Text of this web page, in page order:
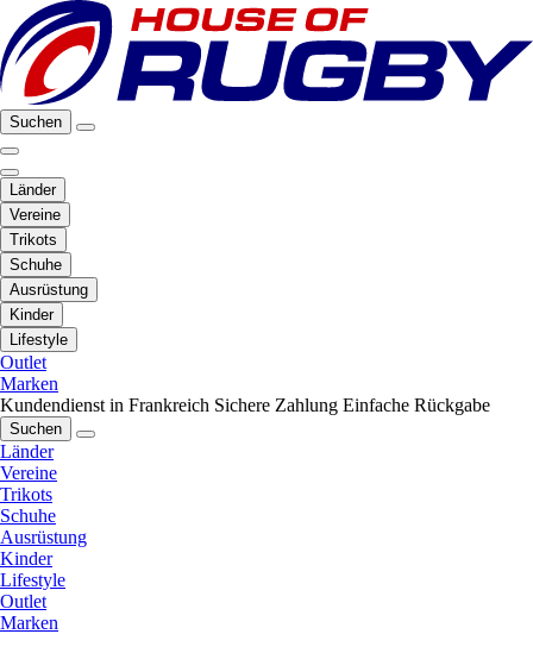
Suchen
Länder
Vereine
Trikots
Schuhe
Ausrüstung
Kinder
Lifestyle
Outlet
Marken
Kundendienst in Frankreich Sichere Zahlung Einfache Rückgabe
Suchen
Länder
Vereine
Trikots
Schuhe
Ausrüstung
Kinder
Lifestyle
Outlet
Marken